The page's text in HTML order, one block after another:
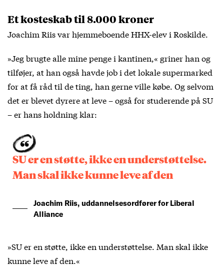
Et kosteskab til 8.000 kroner
Joachim Riis var hjemmeboende HHX-elev i Roskilde.
»Jeg brugte alle mine penge i kantinen,« griner han og
tilføjer, at han også havde job i det lokale supermarked
for at få råd til de ting, han gerne ville købe. Og selvom
det er blevet dyrere at leve – også for studerende på SU
– er hans holdning klar:
SU er en støtte, ikke en understøttelse.
Man skal ikke kunne leve af den
Joachim Riis, uddannelsesordfører for Liberal
Alliance
»SU er en støtte, ikke en understøttelse. Man skal ikke
kunne leve af den.«